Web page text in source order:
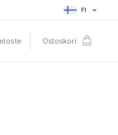
FI
Ostoskori